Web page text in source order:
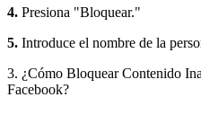
4. Presiona "Bloquear."
5. Introduce el nombre de la
3. ¿Cómo Bloquear Contenido
Facebook?